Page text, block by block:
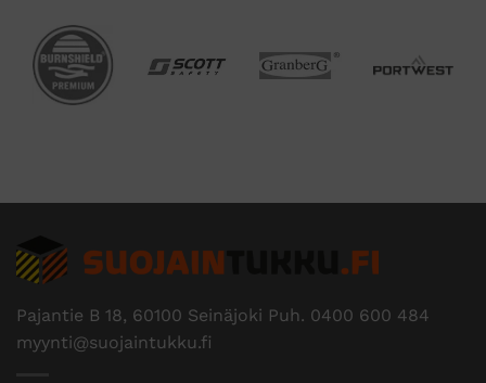
Pajantie B 18, 60100 Seinäjoki Puh. 0400 600 484
myynti@suojaintukku.fi